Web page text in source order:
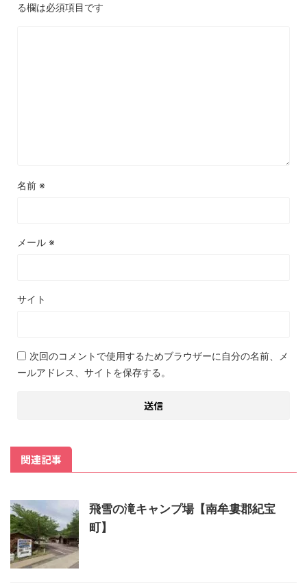
る欄は必須項目です
名前 ※
メール ※
サイト
次回のコメントで使用するためブラウザーに自分の名前、メ
ールアドレス、サイトを保存する。
関連記事
飛雪の滝キャンプ場【南牟婁郡紀宝
町】